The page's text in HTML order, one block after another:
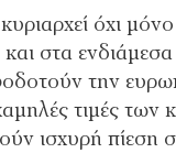
όχι µόνο
στα
την
τιµές των
ισχυρή πίεση